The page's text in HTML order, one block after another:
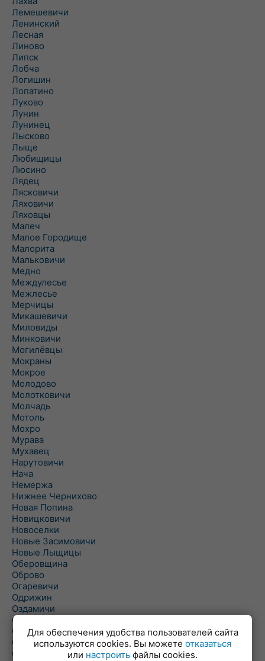
Лемешевичи
Ленинский
Лесная
Линово
Липск
Лобча
Логишин
Лопатино
Луково
Лунин
Лунинец
Лысково
Лыще
Любищицы
Люсино
Лядец
Лясковичи
Ляховичи
Ляховцы
Малеч
Малое Городище
Малорита
Мальковичи
Медно
Междулесье
Межлесье
Мерчицы
Микашевичи
Миловиды
Минковичи
Могилёвцы
Мокраны
Мокрое
Молодово
Молотковичи
Молчадь
Мотоль
Мохро
Мурава
Мухавец
Нарутовичи
Нача
Немержа
Нижнее Чернихово
Новая Попина
Новицковичи
Новоселки
Новые Засимовичи
Новые Лыщицы
Оберовщина
Оброво
Огаревичи
Одрижин
Оздамичи
Озяты
Олтуш
Ольманы
Ольпень
Для обеспечения удобства пользователей сайта
используются cookies. Вы можете отказаться
или настроить файлы cookies.